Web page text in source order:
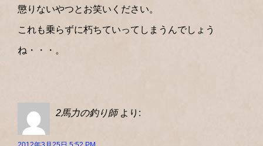
懲りないやつとお笑いください。
これも乗らずに朽ちていってしまうんでしょう
ね・・・。
2馬力の釣り師 より: